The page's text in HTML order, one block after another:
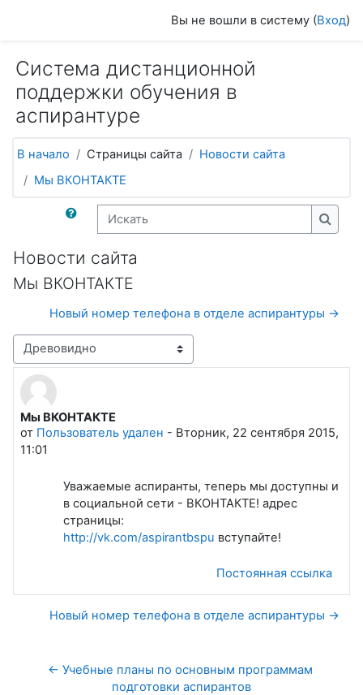
Вы не вошли в систему (Вход)
Система дистанционной
поддержки обучения в
аспирантуре
В начало Страницы сайта
Новости сайта
Мы ВКОНТАКТЕ
Искать
Новости сайта
Мы ВКОНТАКТЕ
Новый номер телефона в отделе аспирантуры →
Режим отображения
Мы ВКОНТАКТЕ
от Пользователь удален - Вторник, 22 сентября 2015,
11:01
Количество ответов: 0
Уважаемые аспиранты, теперь мы доступны и
в социальной сети - ВКОНТАКТЕ! адрес
страницы:
http://vk.com/aspirantbspu вступайте!
Постоянная ссылка
Новый номер телефона в отделе аспирантуры →
← Учебные планы по основным программам
подготовки аспирантов